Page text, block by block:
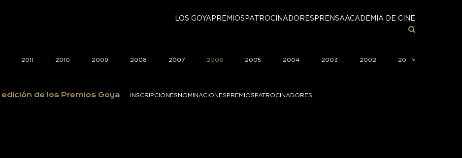
LOS GOYA PREMIOS PATROCINADORES PRENSAACADEMIA DE CINE
2011 2010 2009 2008 2007 2006 2005 2004 2003 2002 2001>
>
edición de los Premios Goya INSCRIPCIONESNOMINACIONESPREMIOSPATROCINADORES